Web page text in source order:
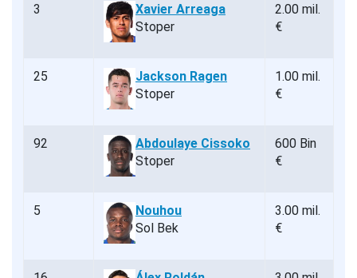
3
Xavier Arreaga
Stoper
2.00 mil.
€
25
Jackson Ragen
Stoper
1.00 mil.
€
92
Abdoulaye Cissoko
Stoper
600 Bin
€
5
Nouhou
Sol Bek
3.00 mil.
€